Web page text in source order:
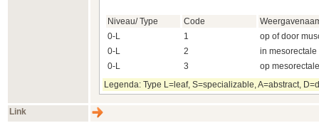
Niveau/ Type Code
0-L
1
op of door
0-L
2
in mesorectale
0-L
3
op
Legenda: Type L=leaf, S=specializable, A=abstract,
Link